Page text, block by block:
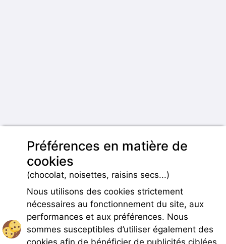
Préférences en matière de
cookies
(chocolat, noisettes, raisins secs...)
Nous utilisons des cookies strictement
nécessaires au fonctionnement du site, aux
performances et aux préférences. Nous
sommes susceptibles d’utiliser également des
cookies afin de bénéficier de publicités ciblées